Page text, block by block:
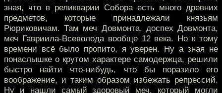
зная, что в реликварии Собора есть много древних
предметов, которые принадлежали князьям
Рюриковичам. Там меч Довмонта, доспех Довмонта,
меч Гавриила-Всеволода вообще 12 века. Но к тому
времени всё было пропито, я уверен. Ну а зная не
понаслышке о крутом характере самодержца, решили
быстро найти что-нибудь, что бы поразило его
воображение, и таким образом избежать репрессий.
Ну и нашли самый здоровый меч, который могли